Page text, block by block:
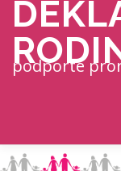
Prejsť na obsah
podporte